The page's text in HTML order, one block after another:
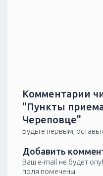
Комментарии
"Пункты
Череповце"
Будьте первым,
Добавить
Ваш e-mail не будет
поля помечены